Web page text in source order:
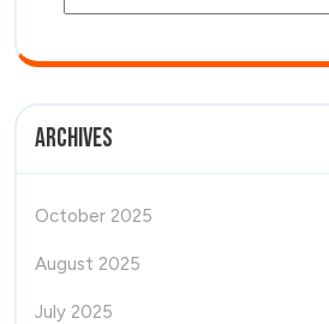
Archives
October 2025
August 2025
July 2025